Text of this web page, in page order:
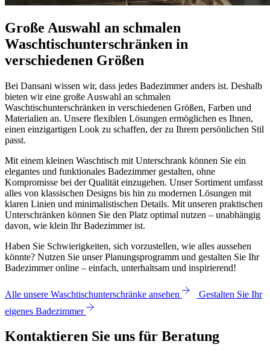
Große Auswahl an schmalen
Waschtischunterschränken in
verschiedenen Größen
Bei Dansani wissen wir, dass jedes Badezimmer anders ist. Deshalb
bieten wir eine große Auswahl an schmalen
Waschtischunterschränken in verschiedenen Größen, Farben und
Materialien an. Unsere flexiblen Lösungen ermöglichen es Ihnen,
einen einzigartigen Look zu schaffen, der zu Ihrem persönlichen Stil
passt.
Mit einem kleinen Waschtisch mit Unterschrank können Sie ein
elegantes und funktionales Badezimmer gestalten, ohne
Kompromisse bei der Qualität einzugehen. Unser Sortiment umfasst
alles von klassischen Designs bis hin zu modernen Lösungen mit
klaren Linien und minimalistischen Details. Mit unseren praktischen
Unterschränken können Sie den Platz optimal nutzen – unabhängig
davon, wie klein Ihr Badezimmer ist.
Haben Sie Schwierigkeiten, sich vorzustellen, wie alles aussehen
könnte? Nutzen Sie unser Planungsprogramm und gestalten Sie Ihr
Badezimmer online – einfach, unterhaltsam und inspirierend!
Alle unsere Waschtischunterschränke ansehen
Gestalten Sie Ihr
eigenes Badezimmer
Kontaktieren Sie uns für Beratung